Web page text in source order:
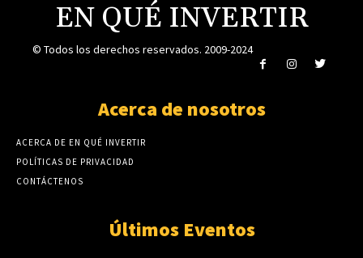
EN QUÉ INVERTIR
© Todos los derechos reservados. 2009-2024
Acerca de nosotros
ACERCA DE EN QUÉ INVERTIR
POLÍTICAS DE PRIVACIDAD
CONTÁCTENOS
Últimos Eventos